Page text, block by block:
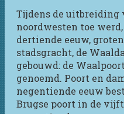
Tijdens de uitbreiding
noordwesten toe
dertiende eeuw,
stadsgracht, de
gebouwd: de
genoemd. Poort en
negentiende eeuw
Brugse poort in de